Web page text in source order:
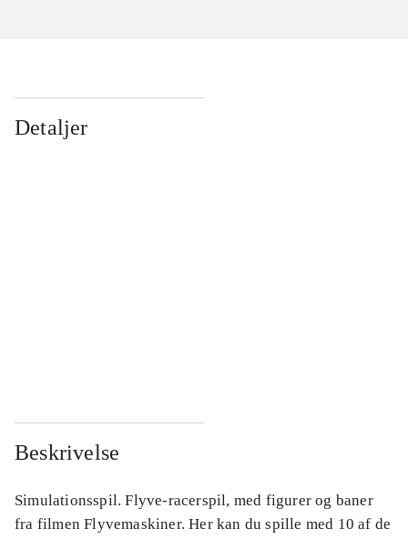
Detaljer
Beskrivelse
Simulationsspil. Flyve-racerspil, med figurer og baner
fra filmen Flyvemaskiner. Her kan du spille med 10 af de